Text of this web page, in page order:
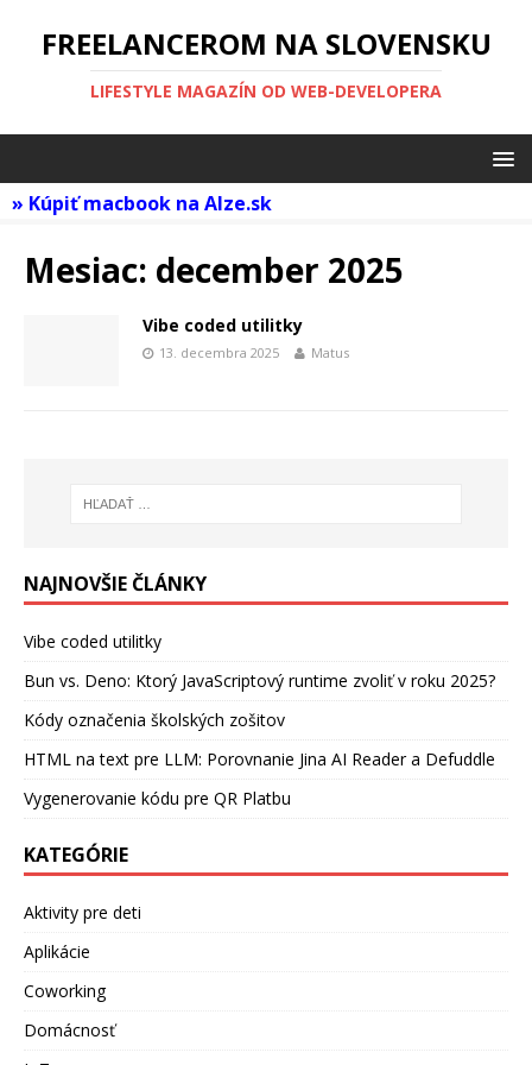
FREELANCEROM NA SLOVENSKU
LIFESTYLE MAGAZÍN OD WEB-DEVELOPERA
» Kúpiť macbook na Alze.sk
Mesiac: december 2025
Vibe coded utilitky
13. decembra 2025 Matus
NAJNOVŠIE ČLÁNKY
Vibe coded utilitky
Bun vs. Deno: Ktorý JavaScriptový runtime zvoliť v roku 2025?
Kódy označenia školských zošitov
HTML na text pre LLM: Porovnanie Jina AI Reader a Defuddle
Vygenerovanie kódu pre QR Platbu
KATEGÓRIE
Aktivity pre deti
Aplikácie
Coworking
Domácnosť